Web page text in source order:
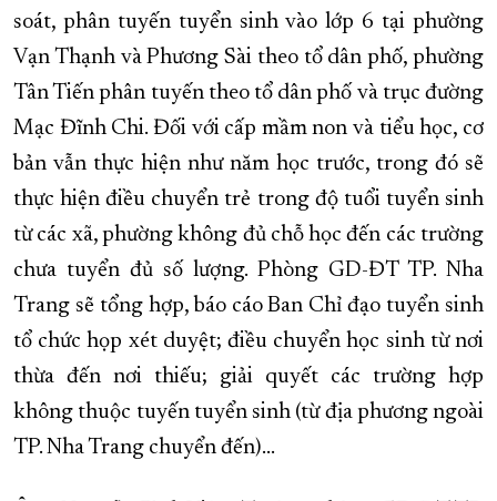
soát, phân tuyến tuyển sinh vào lớp 6 tại phường
Vạn Thạnh và Phương Sài theo tổ dân phố, phường
Tân Tiến phân tuyến theo tổ dân phố và trục đường
Mạc Đĩnh Chi. Đối với cấp mầm non và tiểu học, cơ
bản vẫn thực hiện như năm học trước, trong đó sẽ
thực hiện điều chuyển trẻ trong độ tuổi tuyển sinh
từ các xã, phường không đủ chỗ học đến các trường
chưa tuyển đủ số lượng. Phòng GD-ĐT TP. Nha
Trang sẽ tổng hợp, báo cáo Ban Chỉ đạo tuyển sinh
tổ chức họp xét duyệt; điều chuyển học sinh từ nơi
thừa đến nơi thiếu; giải quyết các trường hợp
không thuộc tuyến tuyển sinh (từ địa phương ngoài
TP. Nha Trang chuyển đến)...